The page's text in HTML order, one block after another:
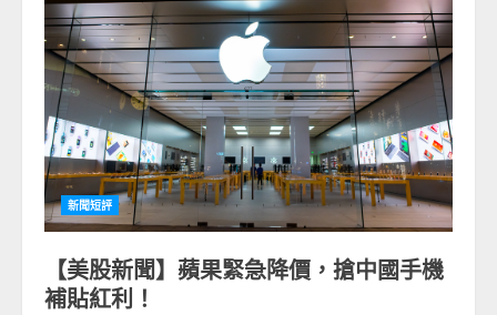
新聞短評
【美股新聞】蘋果緊急降價，搶中國手機
補貼紅利！